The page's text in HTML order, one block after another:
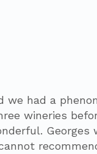
had a
wineries